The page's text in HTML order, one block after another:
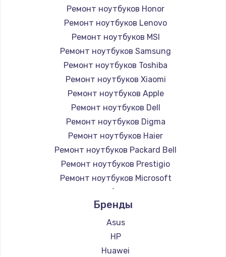
Ремонт ноутбуков Honor
Ремонт ноутбуков Lenovo
Ремонт ноутбуков MSI
Ремонт ноутбуков Samsung
Ремонт ноутбуков Toshiba
Ремонт ноутбуков Xiaomi
Ремонт ноутбуков Apple
Ремонт ноутбуков Dell
Ремонт ноутбуков Digma
Ремонт ноутбуков Haier
Ремонт ноутбуков Packard Bell
Ремонт ноутбуков Prestigio
Ремонт ноутбуков Microsoft
Ремонт ноутбуков Alienware
Ремонт ноутбуков Aquarius
Ремонт ноутбуков Gigabyte
Ремонт ноутбуков Aorus
Ремонт ноутбуков Maibenben
Бренды
Asus
HP
Huawei